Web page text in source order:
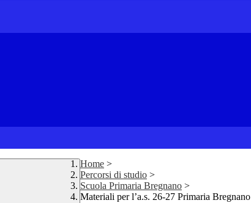
Home >
Percorsi di studio >
Scuola Primaria Bregnano >
Materiali per l’a.s. 26-27 Primaria Bregnano